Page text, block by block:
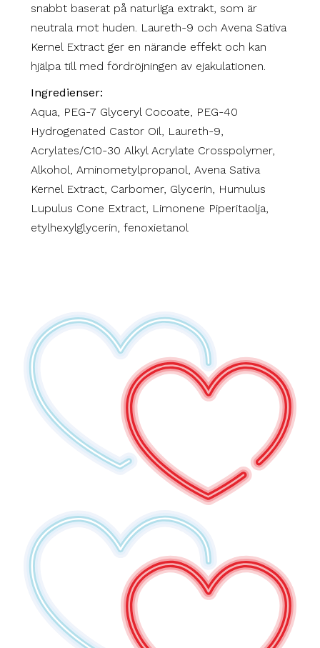
snabbt baserat på naturliga extrakt, som är
neutrala mot huden. Laureth-9 och Avena Sativa
Kernel Extract ger en närande effekt och kan
hjälpa till med fördröjningen av ejakulationen.
Ingredienser:
Aqua, PEG-7 Glyceryl Cocoate, PEG-40
Hydrogenated Castor Oil, Laureth-9,
Acrylates/C10-30 Alkyl Acrylate Crosspolymer,
Alkohol, Aminometylpropanol, Avena Sativa
Kernel Extract, Carbomer, Glycerin, Humulus
Lupulus Cone Extract, Limonene Piperitaolja,
etylhexylglycerin, fenoxietanol